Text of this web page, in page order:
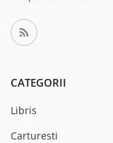
CATEGORII
Libris
Carturesti